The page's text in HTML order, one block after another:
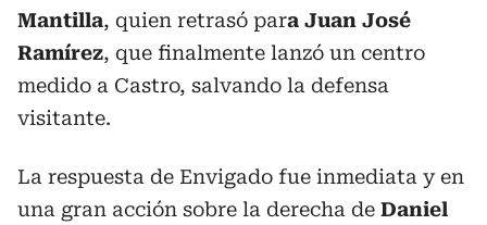
Mantilla, quien retrasó para Juan José
Ramírez, que finalmente lanzó un centro
medido a Castro, salvando la defensa
visitante.
La respuesta de Envigado fue inmediata y en
una gran acción sobre la derecha de Daniel